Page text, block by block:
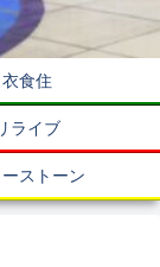
衣食住
ライブ
ストーン